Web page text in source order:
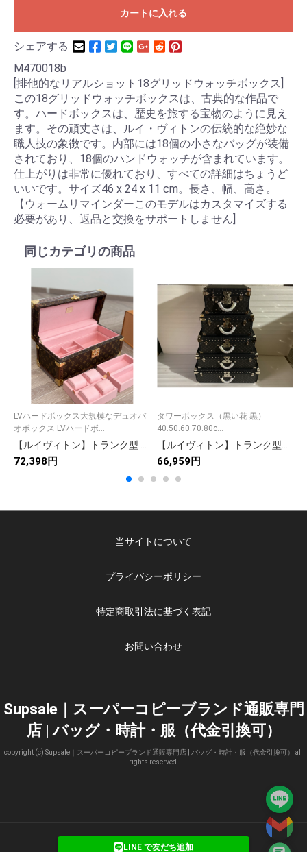
カートに入れる
シェアする
M470018b
[排他的なリアルショット18グリッドウォッチボックス]
この18グリッドウォッチボックスは、古典的な作品で
す。ハードボックスは、歴史を旅する宝物のように見え
ます。その頑丈さは、ルイ・ヴィトンの伝統的な絶妙な
職人技の象徴です。内部には18個の小さなバッグが装備
されており、18個のハンドウォッチが含まれています。
仕上がりは非常に優れており、すべての詳細はちょうど
いいです。サイズ46 x 24 x 11 cm。長さ、幅、高さ。
【ウォームリマインダーこのモデルはカスタマイズする
必要があり、返品と交換をサポートしません]
同じカテゴリの商品
LVハードボックス大規模なデュオバ
オボックス LVハードボ...
72,398円
タワーボックス（黒い花 黒）
40.50.60.70.80c...
66,959円
当サイトについて
プライバシーポリシー
特定商取引法に基づく表記
お問い合わせ
Supsale｜スーパーコピーブランド通販専門
店 | バッグ・時計・服（代金引換可）
copyright (c) Supsale｜スーパーコピーブランド通販専門店 | バッグ・時計・服（代金引換可） all
rights reserved.
LINE で友だち追加